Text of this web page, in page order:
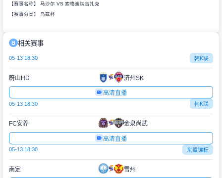
【赛事名称】 马沙尔 VS 索格迪纳吉扎克
【赛事分类】 乌兹杯
相关赛事
05-13 18:30 韩K联
蔚山HD 济州SK
高清直播
05-13 18:30 韩K联
FC安养 金泉尚武
高清直播
05-13 18:30 东盟锦标
南定 雪州